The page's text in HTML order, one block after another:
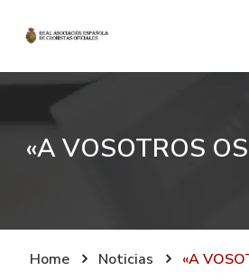
«A VOSOTROS
Home Noticias «A